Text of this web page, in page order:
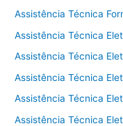
Assistência Técnica
Assistência Técnica
Assistência Técnica
Assistência Técnica
Assistência Técnica
Assistência Técnica